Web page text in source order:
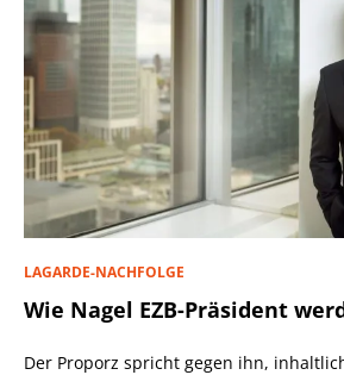
LAGARDE-NACHFOLGE
Wie Nagel EZB-Präsident
Der Proporz spricht gegen ihn,